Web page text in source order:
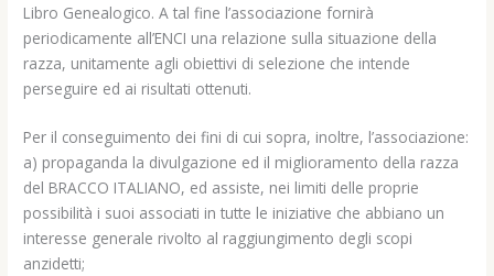
Libro Genealogico. A tal fine l’associazione fornirà
periodicamente all’ENCI una relazione sulla situazione della
razza, unitamente agli obiettivi di selezione che intende
perseguire ed ai risultati ottenuti.
Per il conseguimento dei fini di cui sopra, inoltre, l’associazione:
a) propaganda la divulgazione ed il miglioramento della razza
del BRACCO ITALIANO, ed assiste, nei limiti delle proprie
possibilità i suoi associati in tutte le iniziative che abbiano un
interesse generale rivolto al raggiungimento degli scopi
anzidetti;